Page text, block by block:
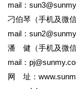
mail：
刁伯琴（手机及微
mail：
潘 健（手机及微
mail：
网 址：